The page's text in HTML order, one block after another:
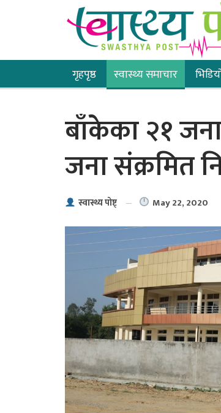
गृहपृष्ठ स्वास्थ्य समाचार
बाँकेका २१
जना संक्रमित
स्वास्थ्य पाेष्ट् May 22, 2020